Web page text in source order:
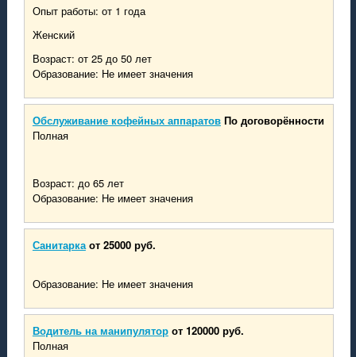
Новоазовск
Седово
Славянск
Волноваха
Бахмут
Опыт работы: от 1 года
Женский
Возраст: от 25 до 50 лет
Образование: Не имеет значения
Обслуживание кофейных аппаратов По договорённости
Полная
Возраст: до 65 лет
Образование: Не имеет значения
Санитарка от 25000 руб.
Образование: Не имеет значения
Водитель на манипулятор от 120000 руб.
Полная